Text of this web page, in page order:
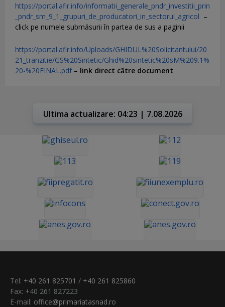
https://portal.afir.info/informatii_generale_pndr_investitii_prin
_pndr_sm_9_1_grupuri_de_producatori_in_sectorul_agricol –
click pe numele submăsurii în partea de sus a paginii
https://portal.afir.info/Uploads/GHIDUL%20Solicitantului/20
21_tranzitie/GS%20Sintetic/Ghid%20sintetic%20sM%209.1%
20-%20FINAL.pdf– link direct către document
Ultima actualizare: 04:23 | 7.08.2026
Tel: +40 261 825701 / +40 261 825860
Fax: +40 261 827223
E-mail: office@primariatasnad.ro